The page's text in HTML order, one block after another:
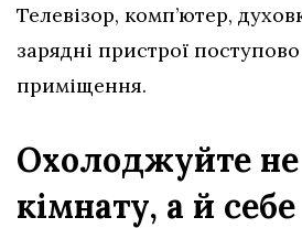
Телевізор, комп’ютер,
зарядні пристрої
приміщення.
Охолоджуйте
кімнату, а й себе